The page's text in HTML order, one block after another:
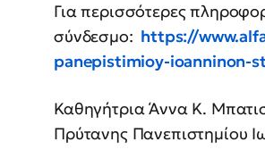
Για περισσότερες
σύνδεσμο: https://
panepistimioy-ioanninon-
Καθηγήτρια Άννα Κ.
Πρύτανης Πανεπιστημίου